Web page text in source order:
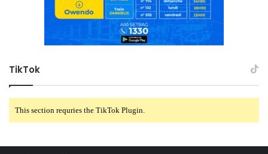
TikTok
This section requries the TikTok Plugin.